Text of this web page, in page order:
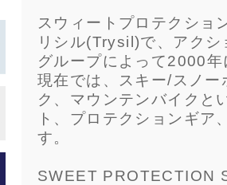
スウィートプロテクショ
リシル(Trysil)で、アク
グループによって2000
現在では、スキー/スノ
ク、マウンテンバイクと
ト、プロテクションギア
す。
SWEET PROTECTION